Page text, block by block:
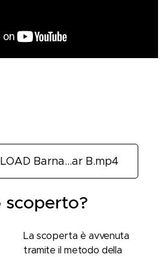
Barna...ar B.mp4
scoperto?
La scoperta è avvenuta
tramite il metodo della